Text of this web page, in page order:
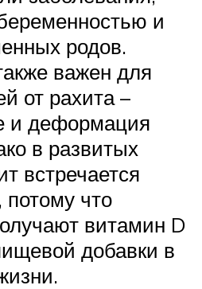
и
родов.
важен для
от рахита –
и деформация
в развитых
встречается
потому что
витамин D
добавки в